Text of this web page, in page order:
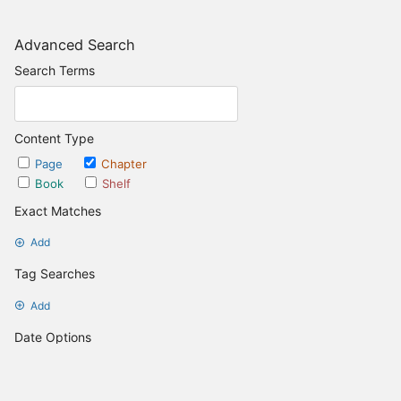
Advanced Search
Search Terms
Content Type
Page
Chapter
Book
Shelf
Exact Matches
Add
Tag Searches
Add
Date Options